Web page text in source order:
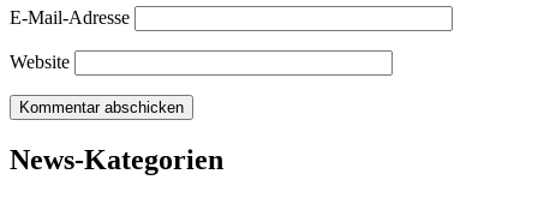
E-Mail-Adresse
Website
News-Kategorien